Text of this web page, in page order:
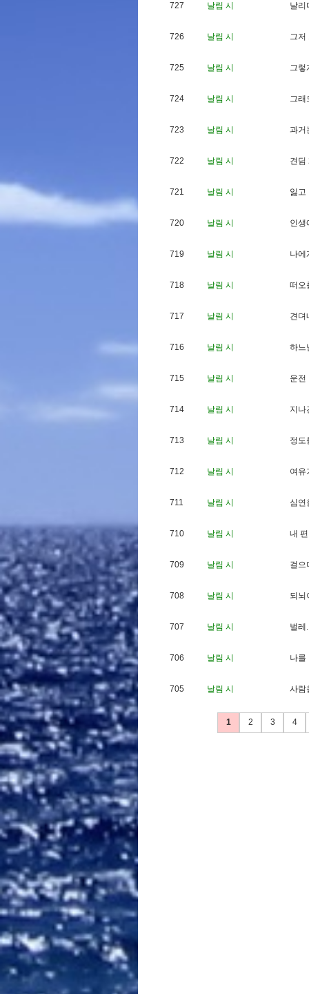
727 날림 시 날리
726 날림 시 그저
725 날림 시 그렇
724 날림 시 그래
723 날림 시 과거
722 날림 시 견 딤
721 날림 시 잃고
720 날림 시 인생
719 날림 시 나에
718 날림 시 떠 오
717 날림 시 견 뎌
716 날림 시 하느
715 날림 시 운전
714 날림 시 지 나
713 날림 시 정도
712 날림 시 여 유
711 날림 시 심 연
710 날림 시 내 편
709 날림 시 걸 으
708 날림 시 되 뇌
707 날림 시 벌레 .
706 날림 시 나를
705 날림 시 사람
1 2 3 4